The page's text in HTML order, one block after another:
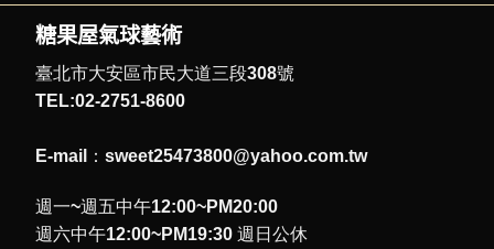
糖果屋氣球藝術
臺北市大安區市民大道三段308號
TEL:02-2751-8600
E-mail：sweet25473800@yahoo.com.tw
週一~週五中午12:00~PM20:00
週六中午12:00~PM19:30 週日公休